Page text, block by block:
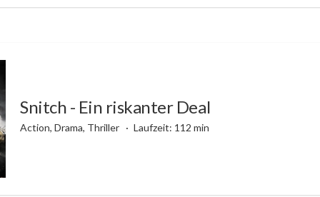
Snitch - Ein riskanter Deal
Action, Drama, Thriller Laufzeit: 112 min